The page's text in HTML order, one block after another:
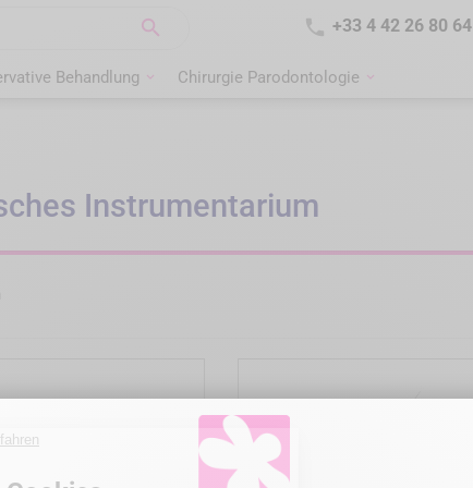
  +33 4 42 26 80 64
Behandlung Chirurgie Parodontologie
Instrumentarium